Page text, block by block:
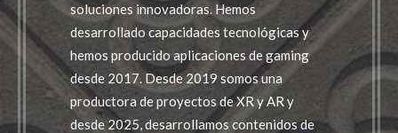
soluciones innovadoras. Hemos
desarrollado capacidades tecnológicas y
hemos producido aplicaciones de gaming
desde 2017. Desde 2019 somos una
productora de proyectos de XR y AR y
desde 2025, desarrollamos contenidos de